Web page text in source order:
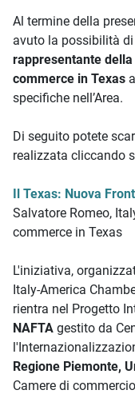
Al termine della
avuto la possibilità
rappresentante
commerce in Texas
specifiche nell’Area.
Di seguito potete
realizzata cliccando
Il Texas: Nuova
Salvatore Romeo,
commerce in Texas
L'iniziativa,
Italy-America
rientra nel Progetto
NAFTA gestito da
Regione Piemonte,
Camere di